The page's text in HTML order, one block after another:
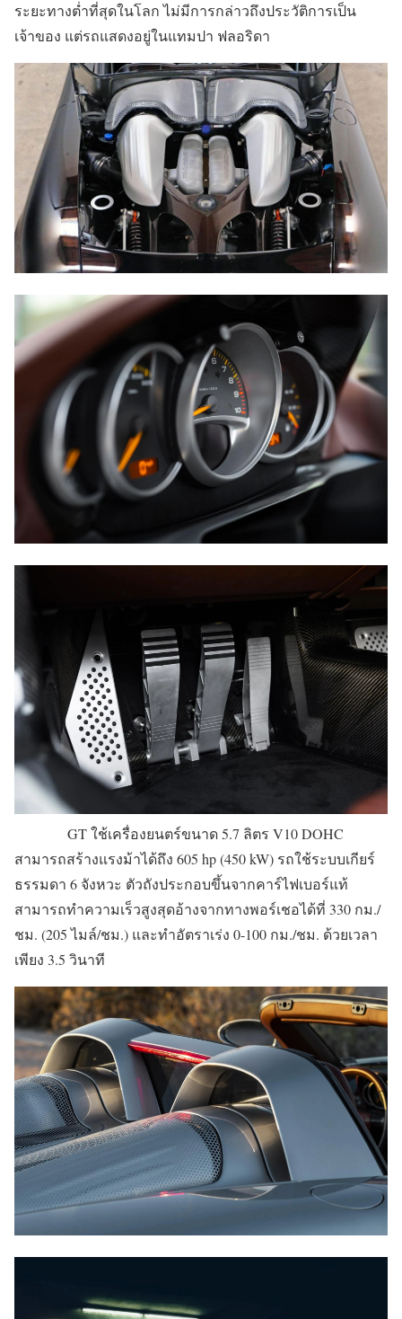
ระยะทางต่ำที่สุดในโลก ไม่มีการกล่าวถึงประวัติการเป็น
เจ้าของ แต่รถแสดงอยู่ในแทมปา ฟลอริดา
GT ใช้เครื่องยนตร์ขนาด 5.7 ลิตร V10 DOHC
สามารถสร้างแรงม้าได้ถึง 605 hp (450 kW) รถใช้ระบบเกียร์
ธรรมดา 6 จังหวะ ตัวถังประกอบขึ้นจากคาร์ไฟเบอร์แท้
สามารถทำความเร็วสูงสุดอ้างจากทางพอร์เชอได้ที่ 330 กม./
ชม. (205 ไมล์/ชม.) และทำอัตราเร่ง 0-100 กม./ชม. ด้วยเวลา
เพียง 3.5 วินาที